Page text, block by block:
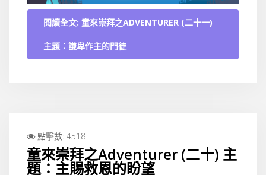
閱讀全文: 童來崇拜之ADVENTURER (二十一)
主題：謙卑作主的門徒
點擊數: 4518
童來崇拜之Adventurer (二十) 主
題：主賜救恩的盼望